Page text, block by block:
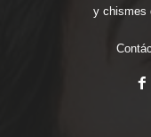
y chismes